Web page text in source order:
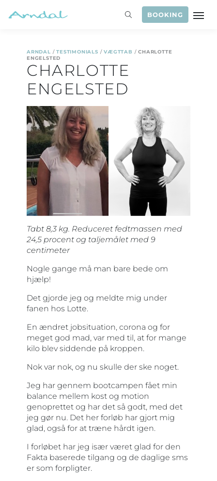
BOOKING
ARNDAL /TESTIMONIALS /VÆGTTAB /CHARLOTTE
ENGELSTED
CHARLOTTE
ENGELSTED
Tabt 8,3 kg. Reduceret fedtmassen med
24,5 procent og taljemålet med 9
centimeter
Nogle gange må man bare bede om
hjælp!
Det gjorde jeg og meldte mig under
fanen hos Lotte.
En ændret jobsituation, corona og for
meget god mad, var med til, at for mange
kilo blev siddende på kroppen.
Nok var nok, og nu skulle der ske noget.
Jeg har gennem bootcampen fået min
balance mellem kost og motion
genoprettet og har det så godt, med det
jeg gør nu. Det her forløb har gjort mig
glad, også for at træne hårdt igen.
I forløbet har jeg især været glad for den
Fakta baserede tilgang og de daglige sms
er som forpligter.